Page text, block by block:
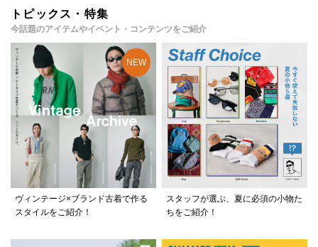
トピックス・特集
今話題のアイテムやイベント・コンテンツをご紹介
ヴィンテージ×ブランド古着で作る
スタイルをご紹介！
スタッフが選ぶ、夏に必須の小物た
ちをご紹介！